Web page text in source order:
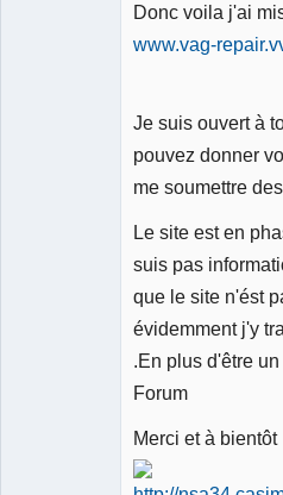
Donc voila j'ai
www.vag-
Je suis ouvert à
pouvez donner
me soumettre
Le site est en
suis pas
que le site n'ést
évidemment j'y
.En plus d'être
Forum
Merci et à bientôt